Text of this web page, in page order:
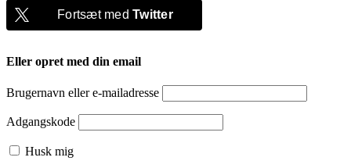
Fortsæt medTwitter
Eller opret med din email
Brugernavn eller e-mailadresse
Adgangskode
Husk mig